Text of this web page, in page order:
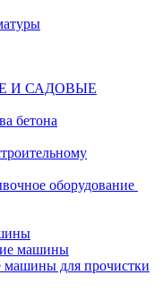
И САДОВЫЕ
бетона
оборудование
машины
машины для прочистки